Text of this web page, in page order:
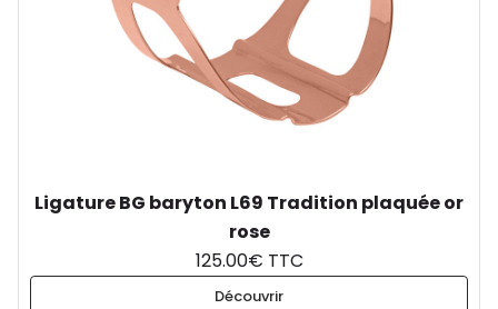
Ligature BG baryton L69 Tradition plaquée or
rose
125.00€ TTC
Découvrir